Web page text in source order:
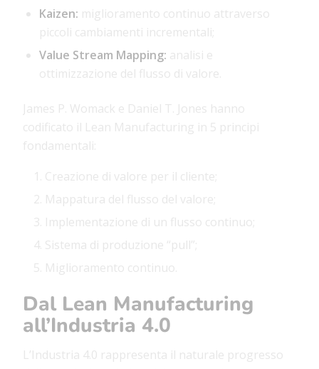
Kaizen: miglioramento continuo attraverso
piccoli cambiamenti incrementali;
Value Stream Mapping: analisi e
ottimizzazione del flusso di valore.
James P. Womack e Daniel T. Jones hanno
codificato il Lean Manufacturing in 5 principi
fondamentali:
Creazione di valore per il cliente;
Mappatura del flusso del valore;
Implementazione di un flusso continuo;
Sistema di produzione “pull”;
Miglioramento continuo.
Dal Lean Manufacturing
all’Industria 4.0
L’Industria 4.0 rappresenta il naturale progresso